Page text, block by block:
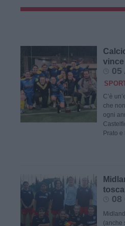
05
C’è
che
ogni
Prato
08
(anche